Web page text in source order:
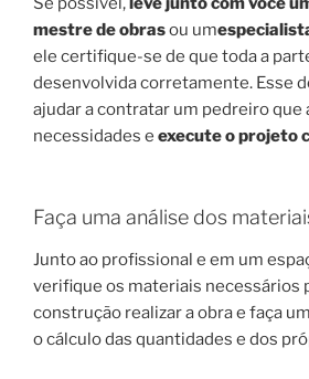
mestre de obrasou um
ele certifique-se de que toda a
desenvolvida corretamente. Esse
ajudar a contratar um pedreiro que
necessidades e execute o projeto
Faça uma análise dos
Junto ao profissional e em um
verifique os materiais necessários
construção realizar a obra e faça
o cálculo das quantidades e dos